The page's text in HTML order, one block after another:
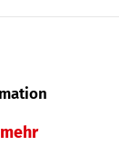
mehr